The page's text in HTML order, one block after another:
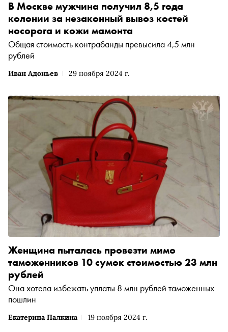
Иван Адоньев 29 ноября 2024 г.
В Москве мужчина получил 8,5 года
колонии за незаконный вывоз костей
носорога и кожи мамонта
Общая стоимость контрабанды превысила 4,5 млн
рублей
Екатерина Палкина 19 ноября 2024 г.
Женщина пыталась провезти мимо
таможенников 10 сумок стоимостью 23 млн
рублей
Она хотела избежать уплаты 8 млн рублей таможенных
пошлин